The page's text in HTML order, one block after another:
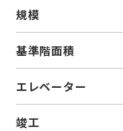
規模
基準階面積
エレベーター
竣工